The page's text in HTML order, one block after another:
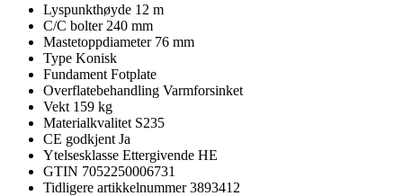
Lyspunkthøyde 12 m
C/C bolter 240 mm
Mastetoppdiameter 76 mm
Type Konisk
Fundament Fotplate
Overflatebehandling Varmforsinket
Vekt 159 kg
Materialkvalitet S235
CE godkjent Ja
Ytelsesklasse Ettergivende HE
GTIN 7052250006731
Tidligere artikkelnummer 3893412